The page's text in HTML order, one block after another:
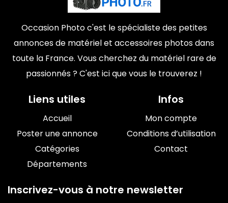
Occasion Photo c'est le spécialiste des petites
annonces de matériel et accessoires photos dans
toute la France. Vous cherchez du matériel rare de
passionnés ? C'est ici que vous le trouverez !
Liens utiles
Accueil
Poster une annonce
Catégories
Départements
Infos
Mon compte
Conditions d’utilisation
Contact
Inscrivez-vous à notre newsletter